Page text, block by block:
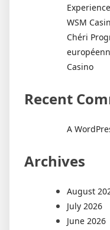
WSM
Chéri
Casino
Recent
A
Archives
August
July 2026
June 2026